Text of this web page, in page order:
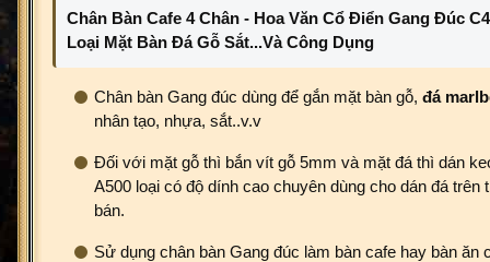
Chân Bàn Cafe 4 Chân - Hoa Văn Cổ Điển Gang Đúc
Loại Mặt Bàn Đá Gỗ Sắt...Và Công Dụng
Chân bàn Gang đúc dùng để gắn mặt bàn gỗ, đá
nhân tạo, nhựa, sắt..v.v
Đối với mặt gỗ thì bắn vít gỗ 5mm và mặt đá thì dán
A500 loại có độ dính cao chuyên dùng cho dán đá trên
bán.
Sử dụng chân bàn Gang đúc làm bàn cafe hay bàn ăn